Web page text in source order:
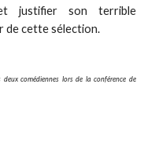
et justifier son terrible
de cette sélection.
comédiennes lors de la conférence de